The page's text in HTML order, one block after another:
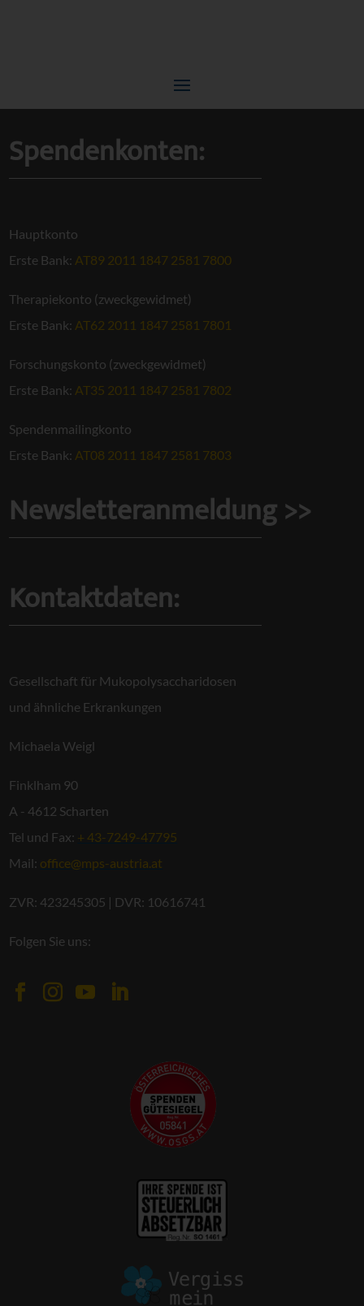
Spendenkonten:
Hauptkonto
Erste Bank: AT89 2011 1847 2581 7800
Therapiekonto (zweckgewidmet)
Erste Bank: AT62 2011 1847 2581 7801
Forschungskonto (zweckgewidmet)
Erste Bank: AT35 2011 1847 2581 7802
Spendenmailingkonto
Erste Bank: AT08 2011 1847 2581 7803
Newsletteranmeldung >>
Kontaktdaten:
Gesellschaft für Mukopolysaccharidosen
und ähnliche Erkrankungen
Michaela Weigl
Finklham 90
A - 4612 Scharten
Tel und Fax: + 43-7249-47795
Mail: office@mps-austria.at
ZVR: 423245305 | DVR: 10616741
Folgen Sie uns: